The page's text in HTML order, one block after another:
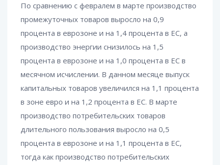
По сравнению с февралем в марте производство
промежуточных товаров выросло на 0,9
процента в еврозоне и на 1,4 процента в ЕС, а
производство энергии снизилось на 1,5
процента в еврозоне и на 1,0 процента в ЕС в
месячном исчислении. В данном месяце выпуск
капитальных товаров увеличился на 1,1 процента
в зоне евро и на 1,2 процента в ЕС. В марте
производство потребительских товаров
длительного пользования выросло на 0,5
процента в еврозоне и на 1,1 процента в ЕС,
тогда как производство потребительских